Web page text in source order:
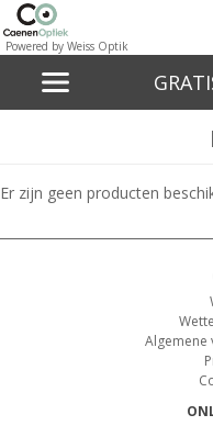
Powered by Weiss Optik
Er zijn geen producten